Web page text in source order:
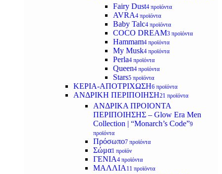
Fairy Dust4 προϊόντα
AVRA4 προϊόντα
Baby Talc4 προϊόντα
COCO DREAM3 προϊόντα
Hammam4 προϊόντα
My Musk4 προϊόντα
Perla4 προϊόντα
Queen4 προϊόντα
Stars5 προϊόντα
ΚΕΡΙΑ-ΑΠΟΤΡΙΧΩΣΗ6 προϊόντα
ΑΝΔΡΙΚΗ ΠΕΡΙΠΟΙΗΣΗ21 προϊόντα
ΑΝΔΡΙΚΑ ΠΡΟΙΟΝΤΑ
ΠΕΡΙΠΟΙΗΣΗΣ – Glow Era Men
Collection | “Monarch’s Code”9
προϊόντα
Πρόσωπο7 προϊόντα
Σώμα1 προϊόν
ΓΕΝΙΑ4 προϊόντα
ΜΑΛΛΙΑ 11 προϊόντα